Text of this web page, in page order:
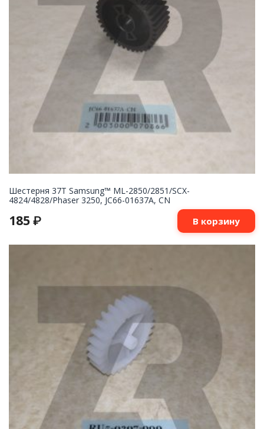
Шестерня 37T Samsung™ ML-2850/2851/SCX-
4824/4828/Phaser 3250, JC66-01637A, CN
185 ₽ В корзину